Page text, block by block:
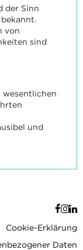
der Sinn
von
sind
wesentlichen
und
Cookie-Erklärung
Daten